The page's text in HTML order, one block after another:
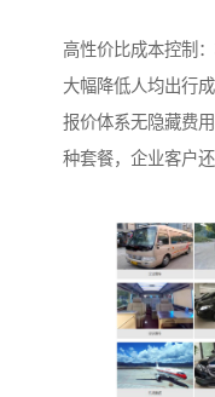
高性价比成本控制
大幅降低人均出行
报价体系无隐藏费
种套餐，企业客户